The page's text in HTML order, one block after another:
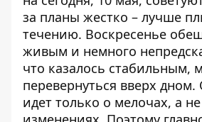
за планы жестко – лучше
течению. Воскресенье
живым и немного
что казалось стабильным,
перевернуться вверх
идет только о мелочах, а